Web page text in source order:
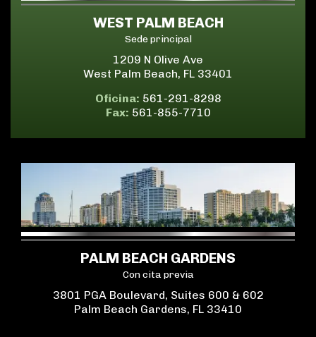
WEST PALM BEACH
Sede principal
1209 N Olive Ave
West Palm Beach, FL 33401
Oficina: 561-291-8298
Fax: 561-855-7710
PALM BEACH GARDENS
Con cita previa
3801 PGA Boulevard, Suites 600 & 602
Palm Beach Gardens, FL 33410